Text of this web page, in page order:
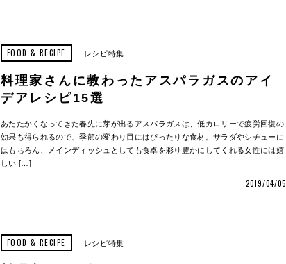
FOOD & RECIPE レシピ特集
料理家さんに教わったアスパラガスのアイ
デアレシピ15選
あたたかくなってきた春先に芽が出るアスパラガスは、低カロリーで疲労回復の
効果も得られるので、季節の変わり目にはぴったりな食材。サラダやシチューに
はもちろん、メインディッシュとしても食卓を彩り豊かにしてくれる女性には嬉
しい […]
2019/04/05
FOOD & RECIPE レシピ特集